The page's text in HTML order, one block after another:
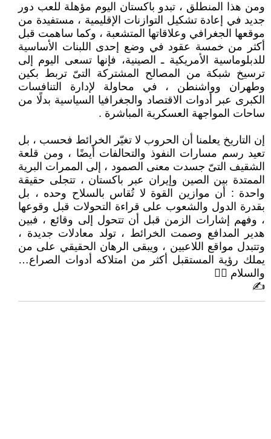
ومن هذا المنطلق ، تبدو باكستان اليوم مؤهلة للعب دور
جديد في إعادة تشكيل التوازنات الإقليمية ، مستفيدة من
موقعها الجغرافي وعلاقاتها المتشعبة ، وكما ساهمت قبل
أكثر من خمسة عقود في وضع إحدى اللبنات الأساسية
للدبلوماسية الأمريكية ـ الصينية، فإنها تسعى اليوم إلى
ترسيخ شبكة من المصالح المشتركة التىّ تربط بكين
وطهران وواشنطن ، في محاولة لإدارة التنافسات
الكبرى عبر أدوات الاقتصاد والجغرافيا السياسية بدلًا من
ساحات المواجهة العسكرية المباشرة .
إن التاريخ يعلمنا أن الحروب لا تغيّر الخرائط فحسب ، بل
تعيد رسم مسارات النفوذ والتحالفات أيضًا ، ومن قلعة
الشقيف التىّ جسدت معنى الصمود ، إلى الممرات البرية
الممتدة بين الصين وإيران عبر باكستان ، تتجلى حقيقة
واحدة : أن موازين القوة لا تُقاس بالسلاح وحده ، بل
بقدرة الدول والشعوب على قراءة التحولات قبل وقوعها
، وفهم إشارات الزمن قبل أن تتحول إلى وقائع ، فبين
هدير المدافع وصمت الخرائط ، تولد معادلات جديدة ،
وتتبدل مواقع اللاعبين ، ويبقى الرهان الحقيقي على من
يملك رؤية المستقبل أكثر من امتلاكه أدوات الصراع…
والسلام 🙋‍♂
✍